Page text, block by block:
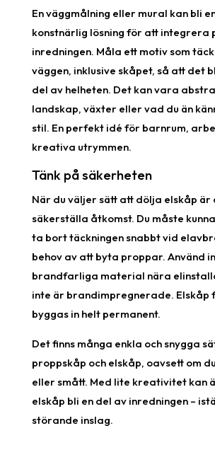
En väggmålning eller mural kan bli
konstnärlig lösning för att integrera
inredningen. Måla ett motiv som
väggen, inklusive skåpet, så att det
del av helheten. Det kan vara
landskap, växter eller vad du än
stil. En perfekt idé för barnrum,
kreativa utrymmen.
Tänk på säkerheten
När du väljer sätt att dölja elskåp
säkerställa åtkomst. Du måste
ta bort täckningen snabbt vid
behov av att byta proppar. Använd
brandfarliga material nära
inte är brandimpregnerade. Elskåp
byggas in helt permanent.
Det finns många enkla och snygga
proppskåp och elskåp, oavsett om
eller smått. Med lite kreativitet kan
elskåp bli en del av inredningen –
störande inslag.